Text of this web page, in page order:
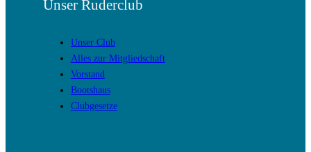
Unser Ruderclub
Unser Club
Alles zur Mitgliedschaft
Vorstand
Bootshaus
Clubgesetze